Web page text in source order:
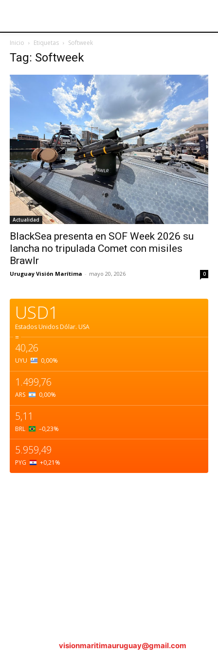
Inicio Etiquetas Softweek
Tag: Softweek
Actualidad
BlackSea presenta en SOF Week 2026 su
lancha no tripulada Comet con misiles
Brawlr
Uruguay Visión Marítima - mayo 20, 2026 0
USD1
Estados Unidos Dólar. USA
=
40,26
UYU 0,00%
1.499,76
ARS 0,00%
5,11
BRL –0,23%
5.959,49
PYG +0,21 %
visionmaritimauruguay@gmail.com